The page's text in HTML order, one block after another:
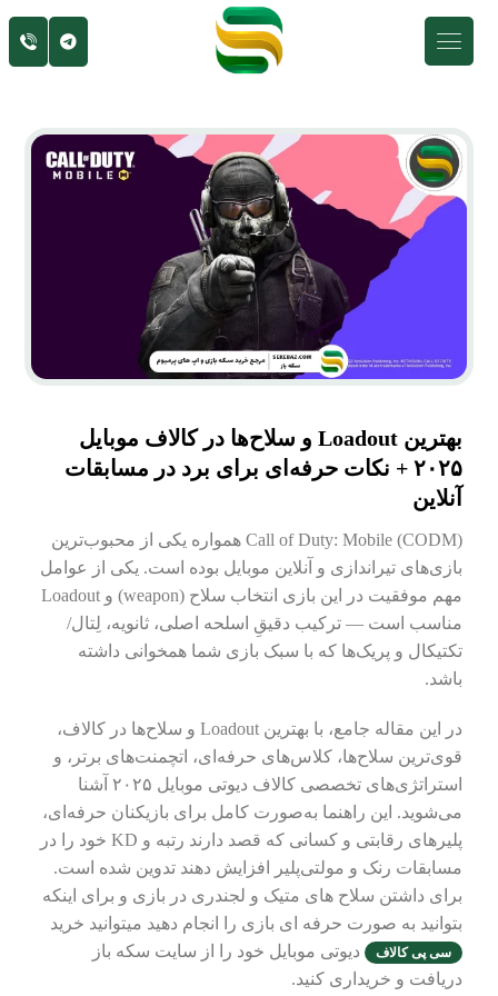
بهترین Loadout و سلاح‌ها در کالاف موبایل
۲۰۲۵ + نکات حرفه‌ای برای برد در مسابقات
آنلاین
(Call of Duty: Mobile (CODM همواره یکی از محبوب‌ترین
بازی‌های تیراندازی و آنلاین موبایل بوده است. یکی از عوامل
مهم موفقیت در این بازی انتخاب سلاح (weapon) و Loadout
مناسب است — ترکیب دقیقِ اسلحه اصلی، ثانویه، لِتال/
تکتیکال و پریک‌ها که با سبک بازی شما همخوانی داشته
باشد.
در این مقاله جامع، با بهترین Loadout و سلاح‌ها در کالاف،
قوی‌ترین سلاح‌ها، کلاس‌های حرفه‌ای، اتچمنت‌های برتر، و
استراتژی‌های تخصصی کالاف دیوتی موبایل ۲۰۲۵ آشنا
می‌شوید. این راهنما به‌صورت کامل برای بازیکنان حرفه‌ای،
پلیرهای رقابتی و کسانی که قصد دارند رتبه و KD خود را در
مسابقات رنک و مولتی‌پلیر افزایش دهند تدوین شده است.
برای داشتن سلاح های متیک و لجندری در بازی و برای اینکه
بتوانید به صورت حرفه ای بازی را انجام دهید میتوانید خرید
سی پی کالاف
دیوتی موبایل خود را از سایت سکه باز
دریافت و خریداری کنید.